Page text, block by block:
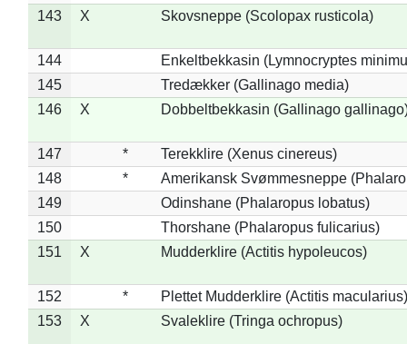
143
X Skovsneppe (Scolopax rusticola)
144
Enkeltbekkasin (Lymnocryptes
145
Tredækker (Gallinago media)
146
X Dobbeltbekkasin (Gallinago
147 *
Terekklire (Xenus cinereus)
148
*
Amerikansk Svømmesneppe
149
Odinshane (Phalaropus lobatus)
150
Thorshane (Phalaropus fulicarius)
151
X Mudderklire (Actitis hypoleucos)
152 *
Plettet Mudderklire (Actitis macularius)
153
X Svaleklire (Tringa ochropus)